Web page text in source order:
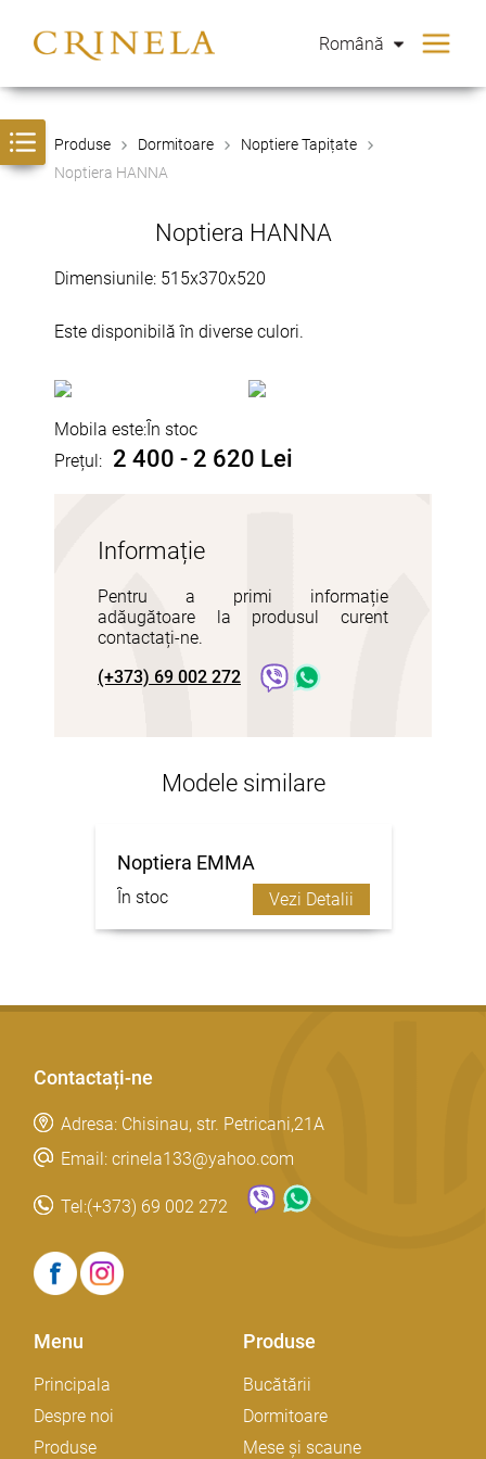
Română
Produse Dormitoare
Noptiere Tapițate
Noptiera HANNA
Noptiera HANNA
Dimensiunile: 515x370x520
Este disponibilă în diverse culori.
Mobila este:În stoc
Prețul: 2 400 - 2 620 Lei
Informație
Pentru a primi informație
adăugătoare la produsul curent
contactați-ne.
(+373) 69 002 272
Modele similare
Noptiera EMMA
În stoc Vezi Detalii
Contactați-ne
Adresa: Chisinau, str. Petricani,21A
Email: crinela133@yahoo.com
Tel:(+373) 69 002 272
Menu
Principala
Despre noi
Produse
Produse
Bucătării
Dormitoare
Mese și scaune